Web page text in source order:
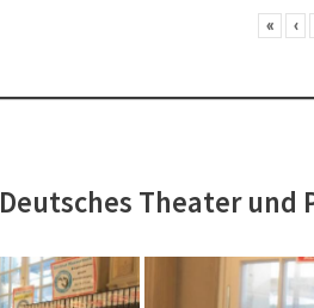
« ‹
Deutsches Theater und